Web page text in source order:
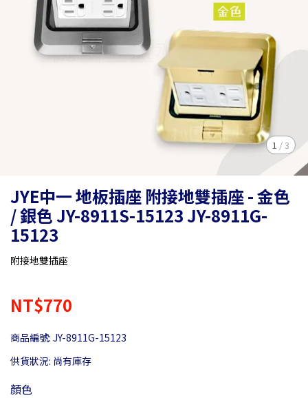
1 /3
JYE中一 地板插座 附接地雙插座 - 金色
/ 銀色 JY-8911S-15123 JY-8911G-
15123
附接地雙插座
NT$770
商品編號: JY-8911G-15123
供貨狀況: 尚有庫存
顏色